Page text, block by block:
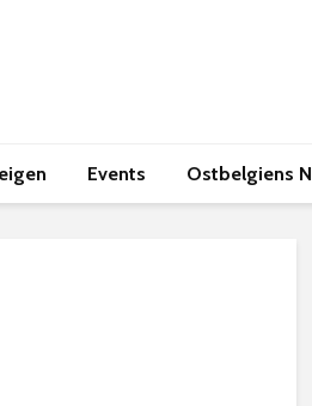
Events Ostbelgiens